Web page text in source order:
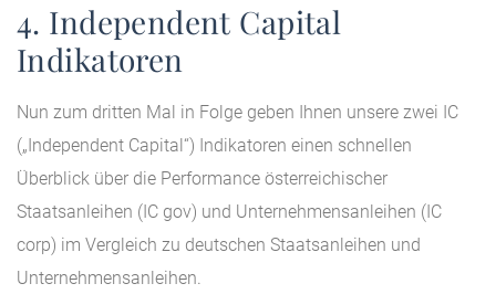
4. Independent Capital
Indikatoren
Nun zum dritten Mal in Folge geben Ihnen unsere zwei IC
(„Independent Capital“) Indikatoren einen schnellen
Überblick über die Performance österreichischer
Staatsanleihen (IC gov) und Unternehmensanleihen (IC
corp) im Vergleich zu deutschen Staatsanleihen und
Unternehmensanleihen.